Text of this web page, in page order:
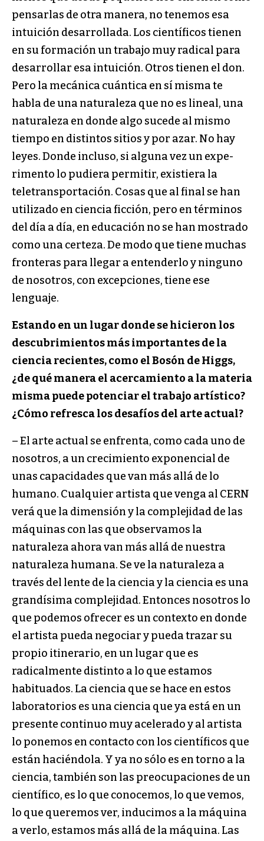
pensarlas de otra manera, no tenemos esa
intuición desarrollada. Los científicos tienen
en su formación un trabajo muy radical para
desarrollar esa intuición. Otros tienen el don.
Pero la mecánica cuántica en sí misma te
habla de una natu­raleza que no es lineal, una
naturaleza en donde algo sucede al mismo
tiempo en distintos sitios y por azar. No hay
leyes. Donde incluso, si alguna vez un expe­
rimento lo pudiera permitir, existiera la
teletranspor­tación. Cosas que al final se han
utilizado en ciencia ficción, pero en términos
del día a día, en educación no se han mostrado
como una certeza. De modo que tiene muchas
fronteras para llegar a entenderlo y nin­guno
de nosotros, con excepciones, tiene ese
lenguaje.
Estando en un lugar donde se hicieron los
descu­brimientos más importantes de la
ciencia recientes, como el Bosón de Higgs,
¿de qué manera el acerca­miento a la materia
misma puede potenciar el trabajo artístico?
¿Cómo refresca los desafíos del arte actual?
– El arte actual se enfrenta, como cada uno de
noso­tros, a un crecimiento exponencial de
unas capacidades que van más allá de lo
humano. Cualquier artista que venga al CERN
verá que la dimensión y la complejidad de las
máquinas con las que observamos la
naturaleza ahora van más allá de nuestra
naturaleza humana. Se ve la naturaleza a
través del lente de la ciencia y la ciencia es una
grandísima complejidad. Entonces nosotros lo
que podemos ofrecer es un contexto en donde
el artista pueda negociar y pueda trazar su
propio itinerario, en un lugar que es
radicalmente distinto a lo que estamos
habituados. La cien­cia que se hace en estos
laboratorios es una ciencia que ya está en un
presente continuo muy acelerado y al artista
lo ponemos en contacto con los científi­cos que
están haciéndola. Y ya no sólo es en torno a la
ciencia, también son las preocupaciones de un
científico, es lo que conocemos, lo que vemos,
lo que queremos ver, inducimos a la máquina
a verlo, estamos más allá de la máquina. Las